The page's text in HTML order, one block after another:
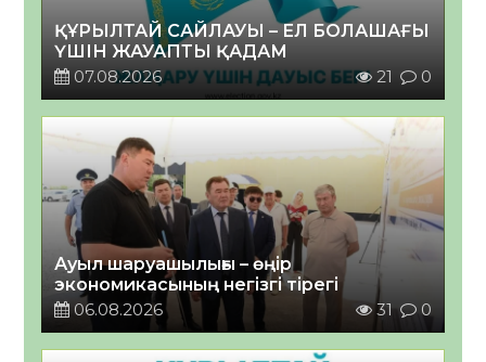
ҚҰРЫЛТАЙ САЙЛАУЫ – ЕЛ БОЛАШАҒЫ
ҮШІН ЖАУАПТЫ ҚАДАМ
07.08.2026
21 0
Ауыл шаруашылығы – өңір
экономикасының негізгі тірегі
06.08.2026
31 0